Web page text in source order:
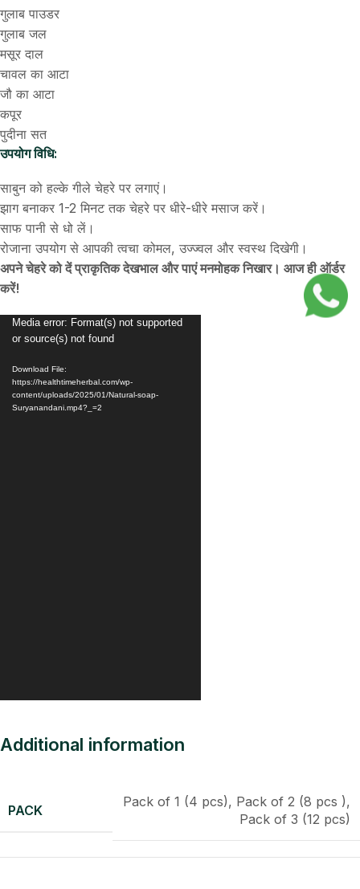
गुलाब पाउडर
गुलाब जल
मसूर दाल
चावल का आटा
जौ का आटा
कपूर
पुदीना सत
उपयोग विधि:
साबुन को हल्के गीले चेहरे पर लगाएं।
झाग बनाकर 1-2 मिनट तक चेहरे पर धीरे-धीरे मसाज करें।
साफ पानी से धो लें।
रोजाना उपयोग से आपकी त्वचा कोमल, उज्ज्वल और स्वस्थ दिखेगी।
अपने चेहरे को दें प्राकृतिक देखभाल और पाएं मनमोहक निखार। आज ही ऑर्डर
करें!
Video
Player
Media error: Format(s) not supported
or source(s) not found
Download File:
https://healthtimeherbal.com/wp-
content/uploads/2025/01/Natural-soap-
Suryanandani.mp4?_=2
Additional information
PACK
Pack of 1 (4 pcs), Pack of 2 (8 pcs ),
Pack of 3 (12 pcs)